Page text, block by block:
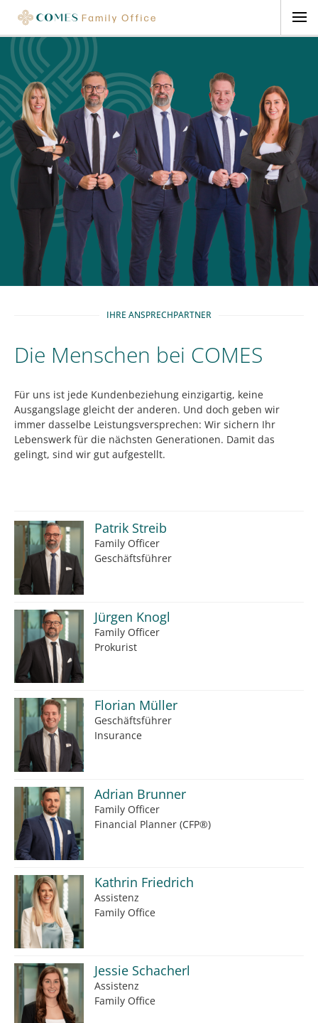
IHRE ANSPRECHPARTNER
Die Menschen bei COMES
Für uns ist jede Kundenbeziehung einzigartig, keine
Ausgangslage gleicht der anderen. Und doch geben wir
immer dasselbe Leistungsversprechen: Wir sichern Ihr
Lebenswerk für die nächsten Generationen. Damit das
gelingt, sind wir gut aufgestellt.
Patrik Streib
Family Officer
Geschäftsführer
Jürgen Knogl
Family Officer
Prokurist
Florian Müller
Geschäftsführer
Insurance
Adrian Brunner
Family Officer
Financial Planner (CFP®)
Kathrin Friedrich
Assistenz
Family Office
Jessie Schacherl
Assistenz
Family Office